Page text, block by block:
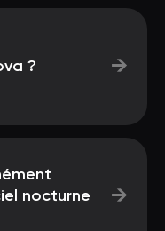
? →
nocturne
→